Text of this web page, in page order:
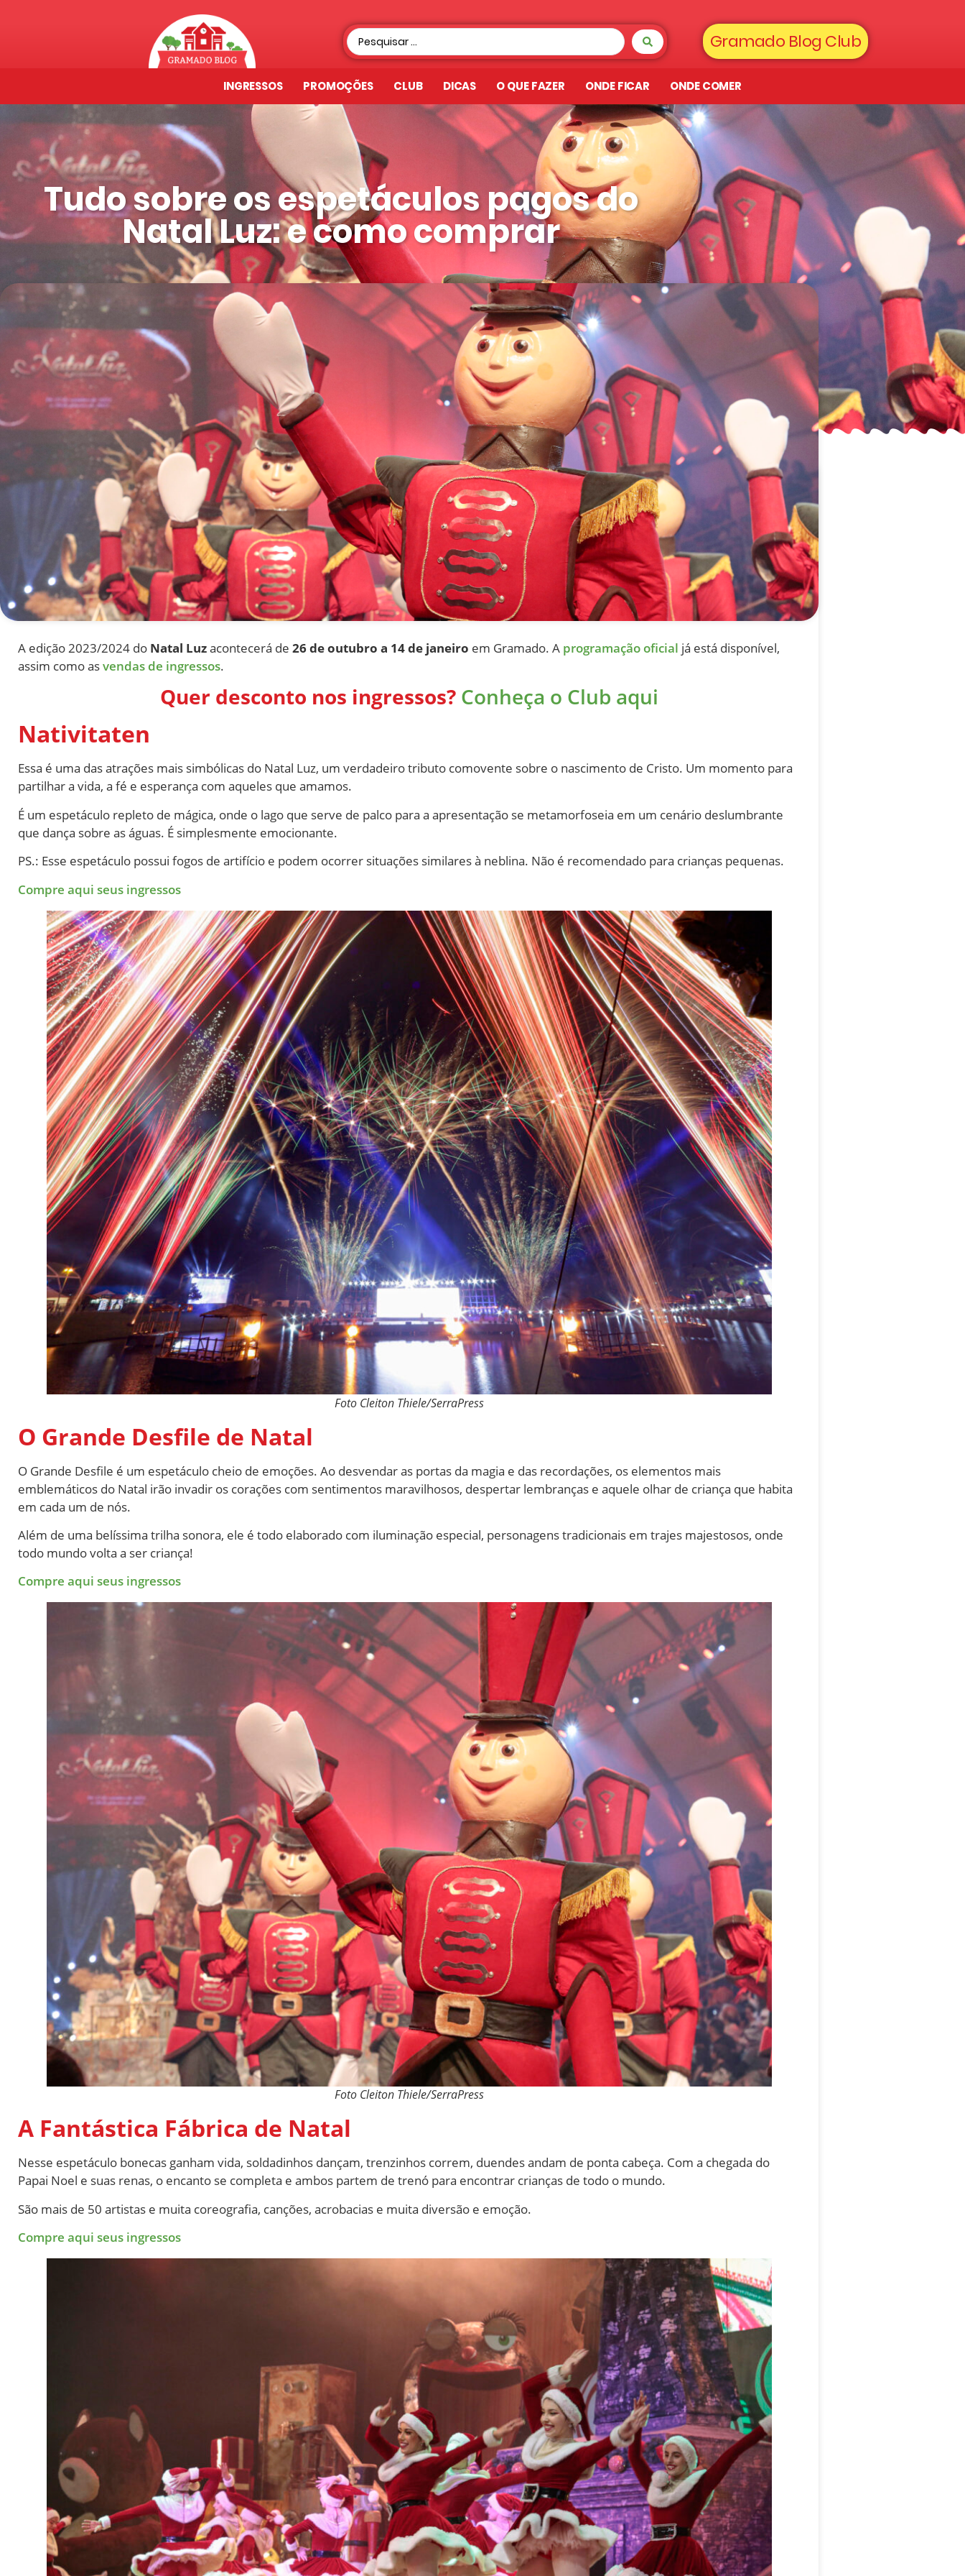
Gramado Blog Club
INGRESSOS PROMOÇÕES CLUB DICAS O QUE FAZER ONDE FICAR ONDE COMER
Tudo sobre os espetáculos pagos do
Natal Luz: e como comprar
A edição 2023/2024 do Natal Luzacontecerá de 26 de outubro a 14 de janeiro em Gramado. A programação oficial já está disponível,
assim como asvendas de ingressos.
Quer desconto nos ingressos? Conheça o Club aqui
Nativitaten
Essa é uma das atrações mais simbólicas do Natal Luz, um verdadeiro tributo comovente sobre o nascimento de Cristo. Um momento para
partilhar a vida, a fé e esperança com aqueles que amamos.
É um espetáculo repleto de mágica, onde o lago que serve de palco para a apresentação se metamorfoseia em um cenário deslumbrante
que dança sobre as águas. É simplesmente emocionante.
PS.: Esse espetáculo possui fogos de artifício e podem ocorrer situações similares à neblina. Não é recomendado para crianças pequenas.
Compre aqui seus ingressos
Foto Cleiton Thiele/SerraPress
O Grande Desfile de Natal
O Grande Desfile é um espetáculo cheio de emoções. Ao desvendar as portas da magia e das recordações, os elementos mais
emblemáticos do Natal irão invadir os corações com sentimentos maravilhosos, despertar lembranças e aquele olhar de criança que habita
em cada um de nós.
Além de uma belíssima trilha sonora, ele é todo elaborado com iluminação especial, personagens tradicionais em trajes majestosos, onde
todo mundo volta a ser criança!
Compre aqui seus ingressos
Foto Cleiton Thiele/SerraPress
A Fantástica Fábrica de Natal
Nesse espetáculo bonecas ganham vida, soldadinhos dançam, trenzinhos correm, duendes andam de ponta cabeça. Com a chegada do
Papai Noel e suas renas, o encanto se completa e ambos partem de trenó para encontrar crianças de todo o mundo.
São mais de 50 artistas e muita coreografia, canções, acrobacias e muita diversão e emoção.
Compre aqui seus ingressos